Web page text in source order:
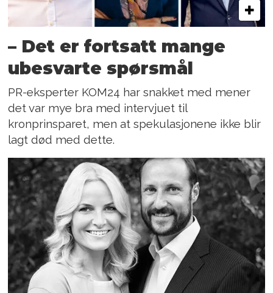
– Det er fortsatt mange
ubesvarte spørsmål
PR-eksperter KOM24 har snakket med mener
det var mye bra med intervjuet til
kronprinsparet, men at spekulasjonene ikke blir
lagt død med dette.